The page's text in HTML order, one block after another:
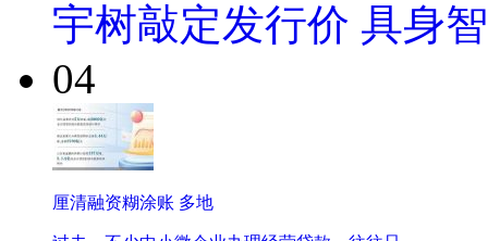
宇树敲定发行价 具身
04
厘清融资糊涂账 多地